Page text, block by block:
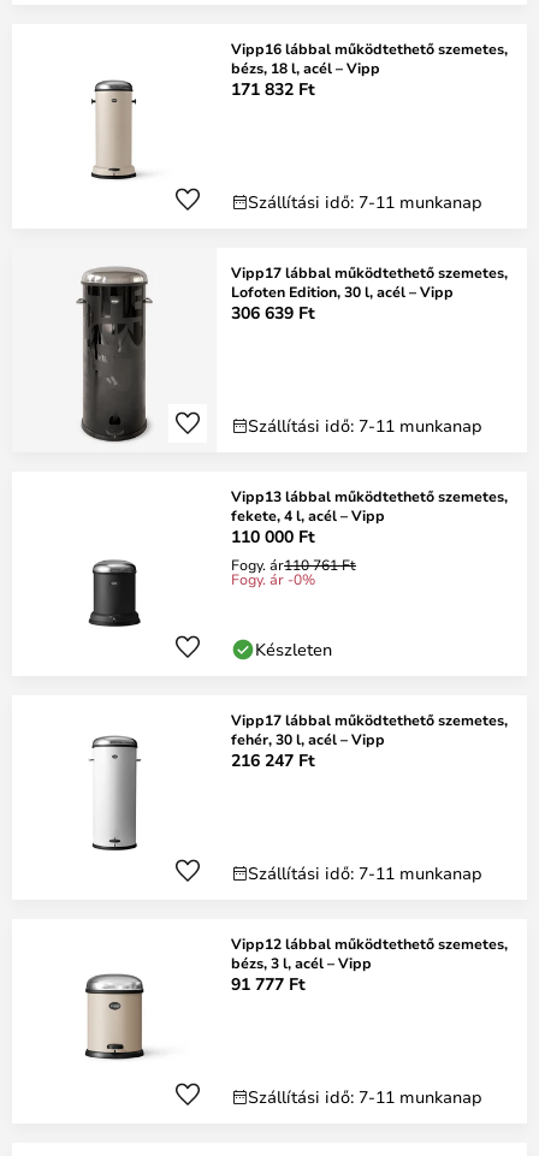
Vipp16 lábbal működtethető szemetes,
bézs, 18 l, acél – Vipp
171 832 Ft
Szállítási idő: 7-11 munkanap
Vipp17 lábbal működtethető szemetes,
Lofoten Edition, 30 l, acél – Vipp
306 639 Ft
Szállítási idő: 7-11 munkanap
Vipp13 lábbal működtethető szemetes,
fekete, 4 l, acél – Vipp
110 000 Ft
Fogy. ár110 761 Ft
Fogy. ár -0%
Készleten
Vipp17 lábbal működtethető szemetes,
fehér, 30 l, acél – Vipp
216 247 Ft
Szállítási idő: 7-11 munkanap
Vipp12 lábbal működtethető szemetes,
bézs, 3 l, acél – Vipp
91 777 Ft
Szállítási idő: 7-11 munkanap